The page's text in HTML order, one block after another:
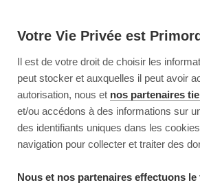
Votre Vie Privée est
Il est de votre droit de choisir les
peut stocker et auxquelles il peut avoir
autorisation, nous et nos partenaires
et/ou accédons à des informations sur
des identifiants uniques dans les
navigation pour collecter et traiter des
Nous et nos partenaires effectuons le